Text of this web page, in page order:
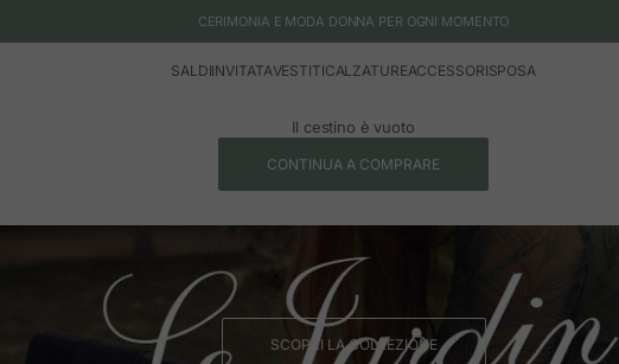
CERIMONIA E MODA DONNA PER OGNI MOMENTO
SALDIINVITATAVESTITICALZATUREACCESSORISPOSA
Il cestino è vuoto
CONTINUA A COMPRARE
SCOPRI LA COLLEZIONE